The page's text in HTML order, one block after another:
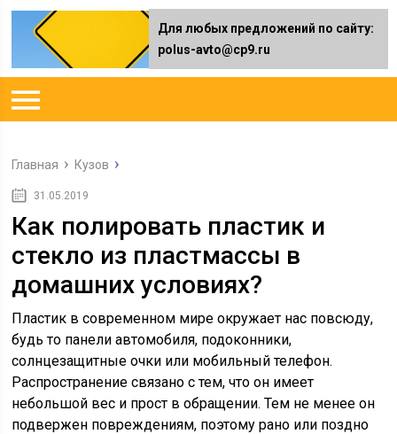
Главная Кузов
31.05.2019
Как полировать пластик и
стекло из пластмассы в
домашних условиях?
Пластик в современном мире окружает нас повсюду,
будь то панели автомобиля, подоконники,
солнцезащитные очки или мобильный телефон.
Распространение связано с тем, что он имеет
небольшой вес и прост в обращении. Тем не менее он
подвержен повреждениям, поэтому рано или поздно
Для любых предложений по сайту:
polus-avto@cp9.ru